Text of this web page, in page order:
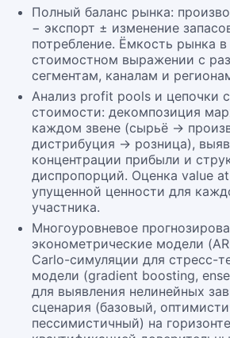
Полный баланс рынка:
− экспорт ± изменение
потребление. Ёмкость рынка
стоимостном выражении с
сегментам, каналам и
Анализ profit pools и цепочки
стоимости: декомпозиция
каждом звене (сырьё →
дистрибуция → розница),
концентрации прибыли и
диспропорций. Оценка value
упущенной ценности для
участника.
Многоуровневое
эконометрические модели
Carlo-симуляции для стресс-
модели (gradient boosting,
для выявления нелинейных
сценария (базовый,
пессимистичный) на